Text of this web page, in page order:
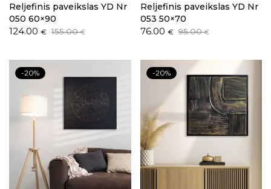
Reljefinis paveikslas YD Nr
050 60×90
155.00€
Original
155.00 €.
124.00 €
Current
124.00 €.
Reljefinis paveikslas YD Nr
053 50×70
95.00€
Original
95.00 €.
76.00 €
Current
76.00 €.
-20% -20%